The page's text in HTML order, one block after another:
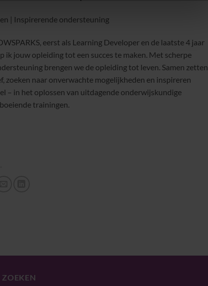
| Inspirerende ondersteuning
eerst als Learning Developer en de laatste 4 jaar
ik jouw opleiding tot een succes te maken. Met scherpe
brengen we de opleiding tot leven. Samen zetten
zoeken naar onverwachte mogelijkheden en inspireren
– in het oplossen van uitdagende onderwijskundige
trainingen.
ZOEKEN